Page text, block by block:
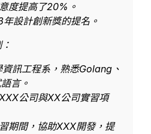
度提高了20%。
設計創新獎的提名。
訊工程系，熟悉Golang、
言。
公司與XX公司實習項
期間，協助XXX開發，提